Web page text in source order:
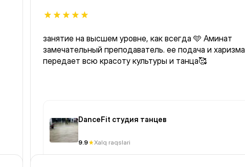
занятие на высшем уровне, как всегда 🩵 Аминат
замечательный преподаватель. ее подача и харизма
передает всю красоту культуры и танца🥰
DanceFit студия танцев
9.9 Xalq raqslari